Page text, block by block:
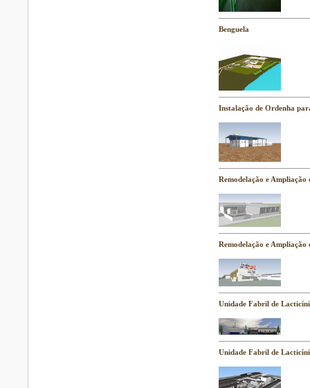
Benguela
Instalação de Ordenha
Remodelação e Ampliação
Remodelação e
Unidade Fabril de
Unidade Fabril de